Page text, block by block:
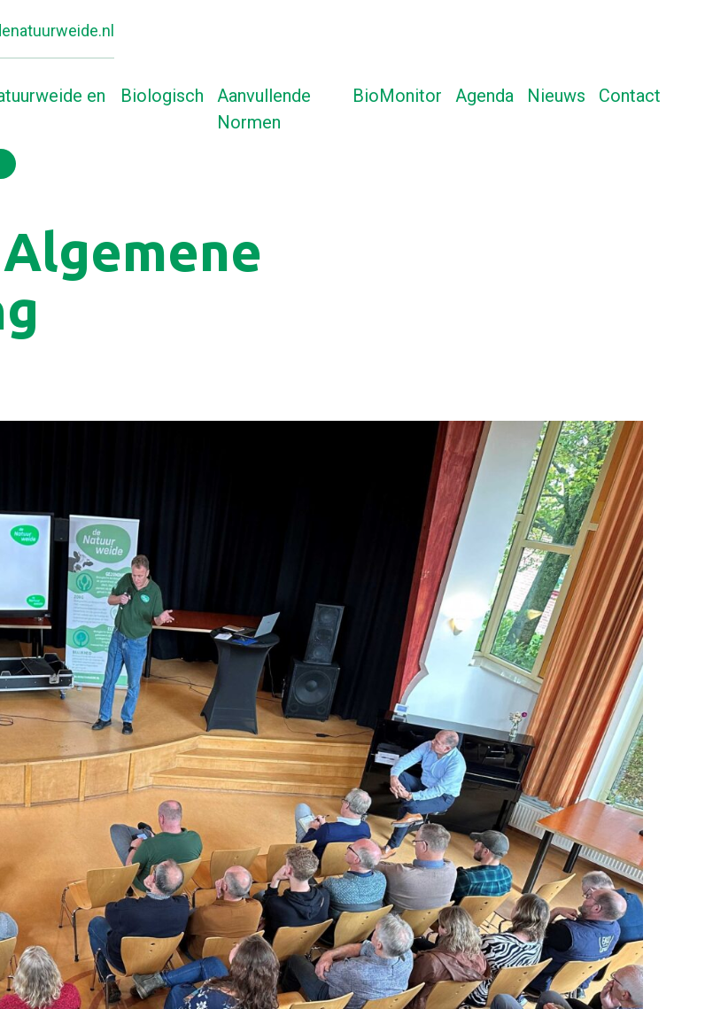
en
Biologisch
Aanvullende
Normen
BioMonitor Agenda Nieuws Contact